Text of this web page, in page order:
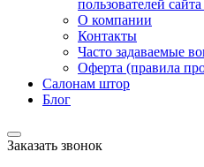
пользователей
О компании
Контакты
Часто задаваемые
Оферта (правила
Салонам штор
Блог
Заказать звонок